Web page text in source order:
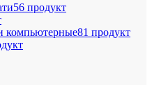
56 продукт
компьютерные81 продукт